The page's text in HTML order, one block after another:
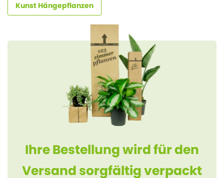
Kunst Hängepflanzen
Ihre Bestellung wird für den
Versand sorgfältig verpackt